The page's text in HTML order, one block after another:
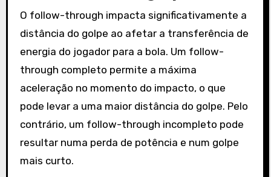
O follow-through impacta significativamente a
distância do golpe ao afetar a transferência de
energia do jogador para a bola. Um follow-
through completo permite a máxima
aceleração no momento do impacto, o que
pode levar a uma maior distância do golpe. Pelo
contrário, um follow-through incompleto pode
resultar numa perda de potência e num golpe
mais curto.